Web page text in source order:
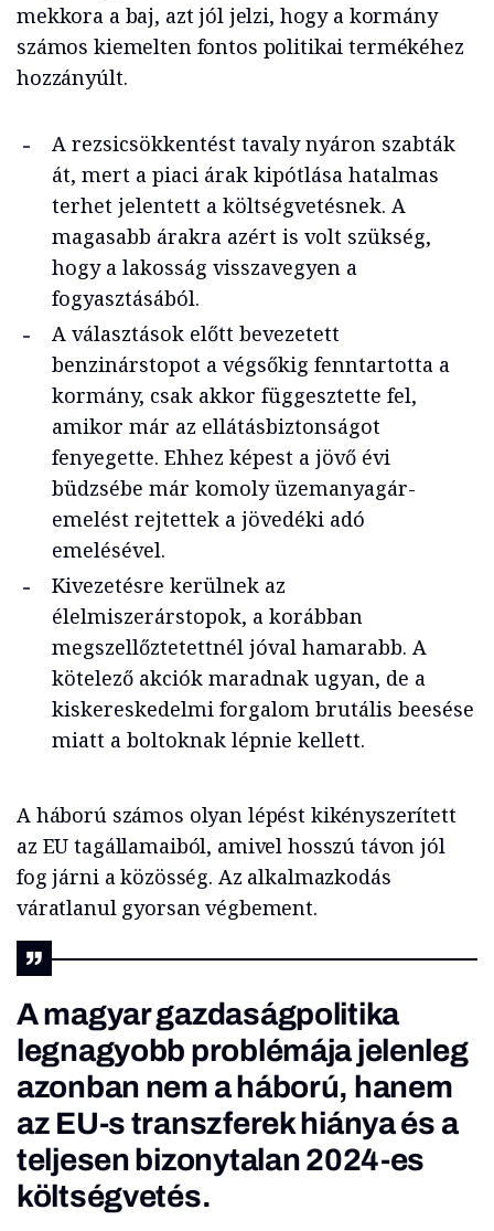
mekkora a baj, azt jól jelzi, hogy a kormány
számos kiemelten fontos politikai termékéhez
hozzányúlt.
A rezsicsökkentést tavaly nyáron szabták
át, mert a piaci árak kipótlása hatalmas
terhet jelentett a költségvetésnek. A
magasabb árakra azért is volt szükség,
hogy a lakosság visszavegyen a
fogyasztásából.
A választások előtt bevezetett
benzinárstopot a végsőkig fenntartotta a
kormány, csak akkor függesztette fel,
amikor már az ellátásbiztonságot
fenyegette. Ehhez képest a jövő évi
büdzsébe már komoly üzemanyagár-
emelést rejtettek a jövedéki adó
emelésével.
Kivezetésre kerülnek az
élelmiszerárstopok, a korábban
megszellőztetettnél jóval hamarabb. A
kötelező akciók maradnak ugyan, de a
kiskereskedelmi forgalom brutális beesése
miatt a boltoknak lépnie kellett.
A háború számos olyan lépést kikényszerített
az EU tagállamaiból, amivel hosszú távon jól
fog járni a közösség. Az alkalmazkodás
váratlanul gyorsan végbement.
A magyar gazdaságpolitika
legnagyobb problémája jelenleg
azonban nem a háború, hanem
az EU-s transzferek hiánya és a
teljesen bizonytalan 2024-es
költségvetés.